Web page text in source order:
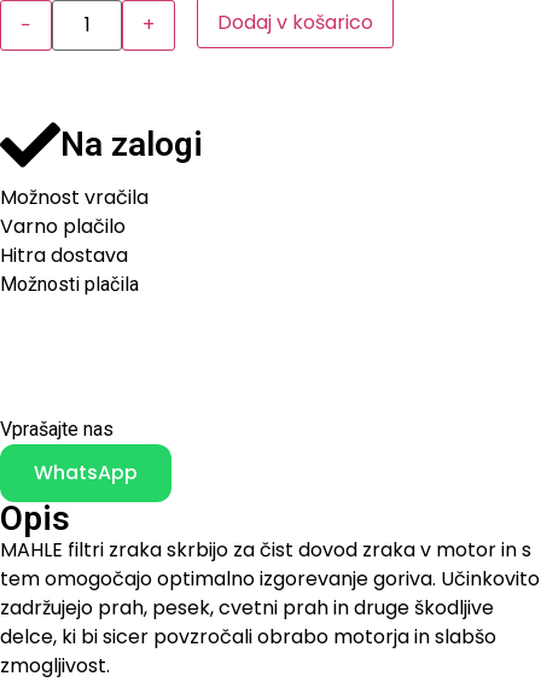
− + Dodaj v košarico
Na zalogi
Možnost vračila
Varno plačilo
Hitra dostava
Možnosti plačila
Vprašajte nas
WhatsApp
Opis
MAHLE filtri zraka skrbijo za čist dovod zraka v motor in s
tem omogočajo optimalno izgorevanje goriva. Učinkovito
zadržujejo prah, pesek, cvetni prah in druge škodljive
delce, ki bi sicer povzročali obrabo motorja in slabšo
zmogljivost.